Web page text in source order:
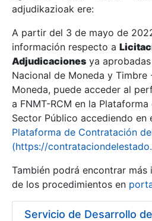
Erakutsi/Ezkutatu
Erakutsi/Ezkutatu
Erakutsi/Ezkutatu
adjudikazioak ere:
A partir del 3 de mayo de
información respecto a
Adjudicaciones ya
Nacional de Moneda y Timbre
Moneda, puede acceder al
a FNMT-RCM en la
Sector Público accediendo en
Plataforma de Contratación
(https://
También podrá encontrar
de los procedimientos en